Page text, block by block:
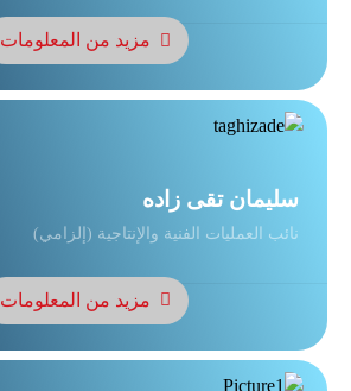
مزيد من المعلومات
سلیمان تقی زاده
نائب العمليات الفنية والإنتاجية (إلزامي)
مزيد من المعلومات